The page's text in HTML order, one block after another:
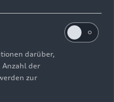
museum
zeigt
darüber,
Anzahl der
zur